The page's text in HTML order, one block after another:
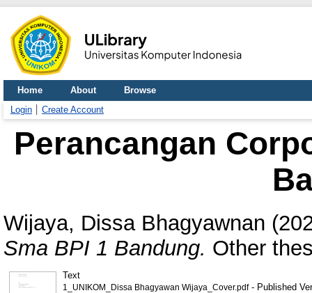
Home About
Browse
Login
Create Account
Perancangan
Wijaya, Dissa Bhagyawnan
Sma BPI 1 Bandung. Other
Text
1_UNIKOM_Dissa Bhagyawan Wijaya_Cover.pdf- Published